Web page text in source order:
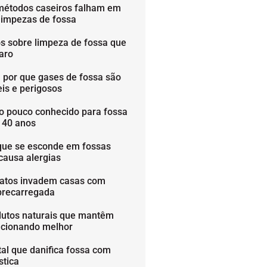
caseiros falham em
de fossa
sobre limpeza de fossa que
por que gases de fossa são
e perigosos
pouco conhecido para fossa
anos
se esconde em fossas
alergias
invadem casas com
naturais que mantêm
melhor
que danifica fossa com